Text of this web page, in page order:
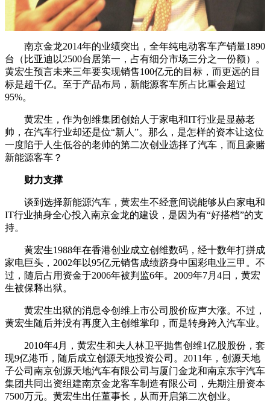
南京金龙2014年的业绩突出，全年纯电动客车产销量1890
台（比亚迪以2500台居第一，占有细分市场三分之一份额）。
黄宏生预言未来三年要实现销售100亿元的目标，而更远的目
标是超千亿。至于产品布局，新能源客车所占比重会超过
95%。
黄宏生，作为创维集团创始人于家电和IT行业是显赫老
帅，在汽车行业却还是位“新人”。那么，是怎样的资本让这位
一度陷于人生低谷的老帅的第二次创业选择了汽车，而且豪赌
新能源客车？
财力支撑
谈到选择新能源汽车，黄宏生不经意间说能够从白家电和
IT行业抽身全心投入南京金龙的建设，是因为有“好搭档”的支
持。
黄宏生1988年在香港创业成立创维数码，经十数年打拼成
家电巨头，2002年以95亿元销售成绩跻身中国彩电业三甲。不
过，随后占用资金于2006年被判监6年。2009年7月4日，黄宏
生被保释出狱。
黄宏生出狱的消息令创维上市公司股价应声大涨。不过，
黄宏生随后并没有再度入主创维掌印，而是转身跨入汽车业。
2010年4月，黄宏生和夫人林卫平抛售创维1亿股股份，套
现9亿港币，随后成立创源天地投资公司。2011年，创源天地
子公司南京创源天地汽车有限公司与厦门金龙和南京东宇汽车
集团共同出资组建南京金龙客车制造有限公司，先期注册资本
7500万元。黄宏生出任董事长，从而开启第二次创业。